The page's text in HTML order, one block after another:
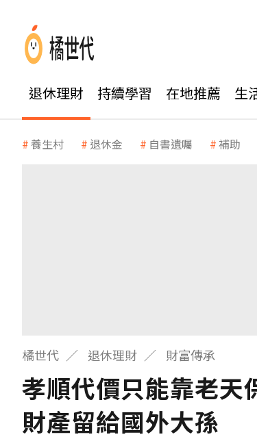
退休理財 持續學習 在地推薦 生
養生村 退休金 自書遺囑 補助
橘世代 退休理財 財富傳承
孝順代價只能靠老天
財產留給國外大孫